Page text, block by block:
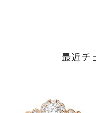
最近チ